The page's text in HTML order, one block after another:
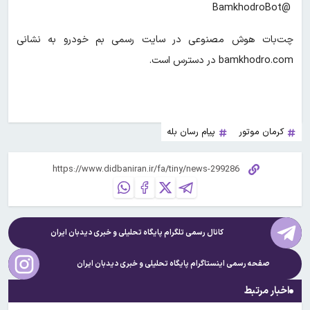
@BamkhodroBot
چت‌بات هوش مصنوعی در سایت رسمی بم خودرو به نشانی
bamkhodro.com در دسترس است.
کرمان موتور پیام رسان بله
کانال رسمی تلگرام پایگاه تحلیلی و خبریدیدبان ایران
صفحه رسمی اینستاگرام پایگاه تحلیلی و خبریدیدبان ایران
اخبار مرتبط